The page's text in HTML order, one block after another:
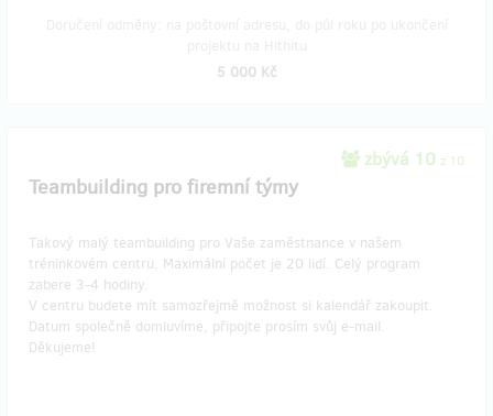
5 000 Kč
zbývá 10 z 10
Teambuilding pro firemní týmy
Takový malý teambuilding pro Vaše zaměstnance v našem
tréninkovém centru. Maximální počet je 20 lidí. Celý program
zabere 3-4 hodiny.
V centru budete mít samozřejmě možnost si kalendář zakoupit.
Datum společně domluvíme, připojte prosím svůj e-mail.
Děkujeme!